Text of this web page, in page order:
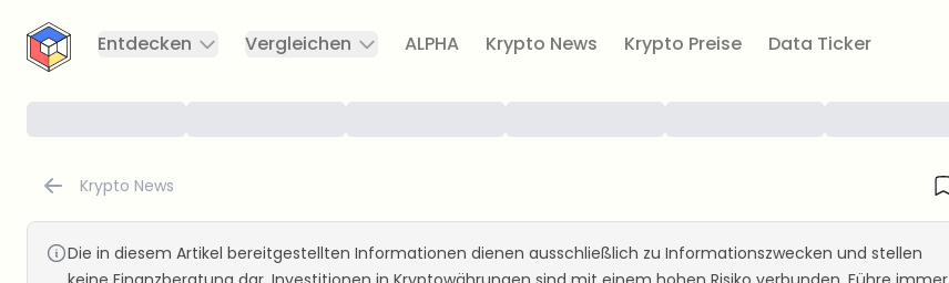
CryptoTicker
Entdecken
Vergleichen ALPHA Krypto News Krypto Preise Data Ticker
Krypto News
Die in diesem Artikel bereitgestellten Informationen dienen ausschließlich zu Informationszwecken und stellen